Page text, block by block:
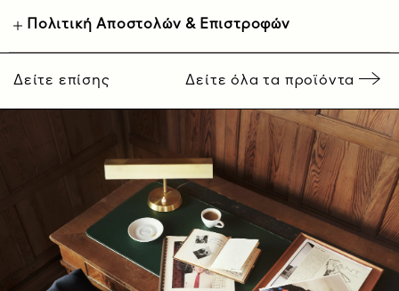
Πολιτική Αποστολών & Επιστροφών
Δείτε επίσης Δείτε όλα τα προϊόντα